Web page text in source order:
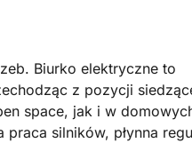
Biurko elektryczne to
z pozycji
space, jak i w
silników, płynna